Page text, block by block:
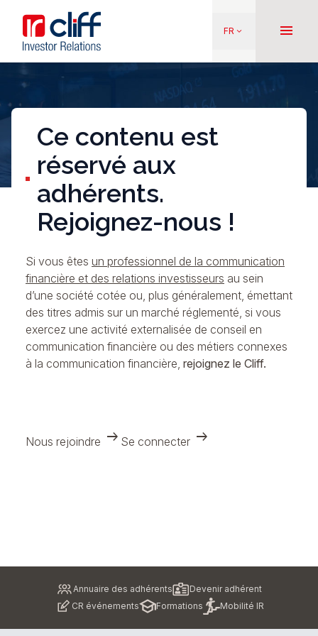
contenu
principal
Aller directement au contenu
FR keyboard_arrow_down menu
Ce contenu est
réservé aux
adhérents.
Rejoignez-nous !
Si vous êtes un professionnel de la communication
financière et des relations investisseurs au sein
d’une société cotée ou, plus généralement, émettant
des titres admis sur un marché réglementé, si vous
exercez une activité externalisée de conseil en
communication financière ou des métiers connexes
à la communication financière, rejoignez le Cliff.
Nous rejoindre arrow_right_alt Se connecter arrow_right_alt
Annuaire des adhérents
Devenir adhérent
CR événements
Formations Mobilité IR